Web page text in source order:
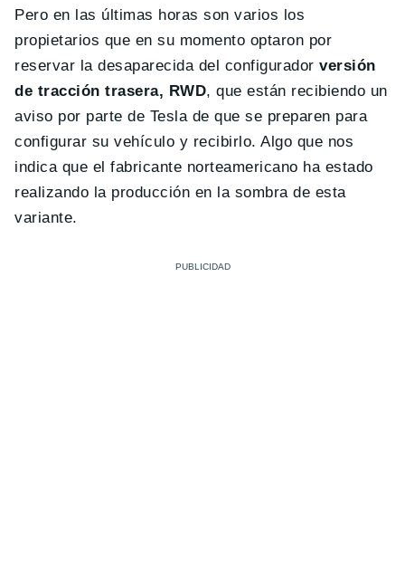
Pero en las últimas horas son varios los
propietarios que en su momento optaron por
reservar la desaparecida del configurador versión
de tracción trasera, RWD, que están recibiendo un
aviso por parte de Tesla de que se preparen para
configurar su vehículo y recibirlo. Algo que nos
indica que el fabricante norteamericano ha estado
realizando la producción en la sombra de esta
variante.